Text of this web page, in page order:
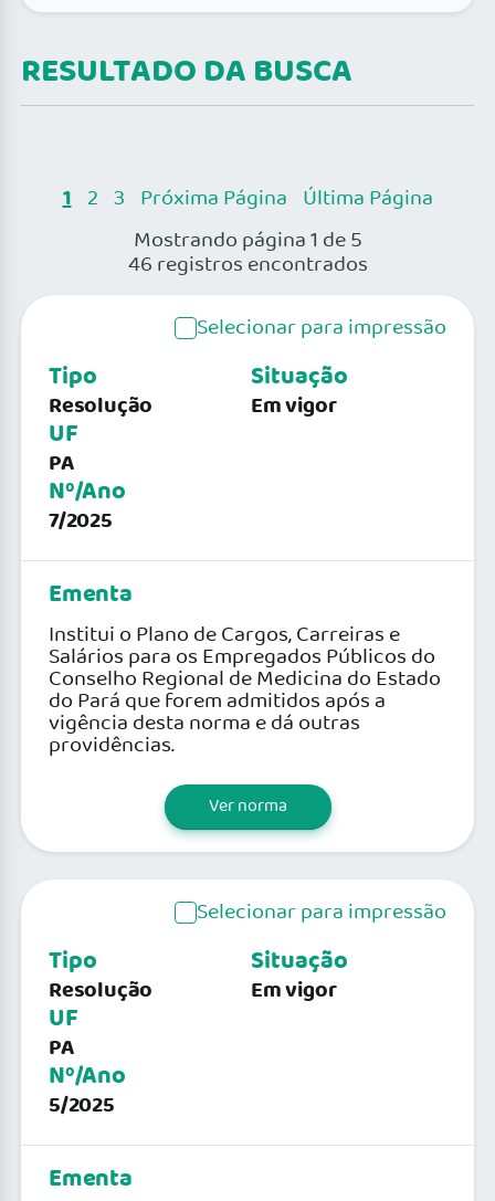
RESULTADO DA BUSCA
1 2 3 Próxima Página Última Página
Mostrando página 1 de 5
46 registros encontrados
Selecionar para impressão
Tipo
Resolução
UF
PA
Nº/Ano
7/2025
Situação
Em vigor
Ementa
Institui o Plano de Cargos, Carreiras e
Salários para os Empregados Públicos do
Conselho Regional de Medicina do Estado
do Pará que forem admitidos após a
vigência desta norma e dá outras
providências.
Ver norma
Selecionar para impressão
Tipo
Resolução
UF
PA
Nº/Ano
5/2025
Situação
Em vigor
Ementa